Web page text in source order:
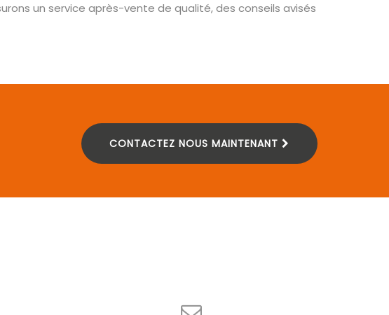
un service après-vente de qualité, des conseils avisés
CONTACTEZ NOUS MAINTENANT